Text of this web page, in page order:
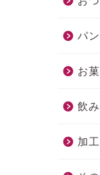
パン
お
飲
加